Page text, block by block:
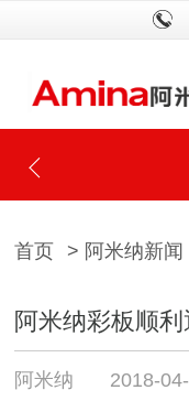
首页 > 阿米纳新闻
阿米纳彩板顺
阿米纳 2018-